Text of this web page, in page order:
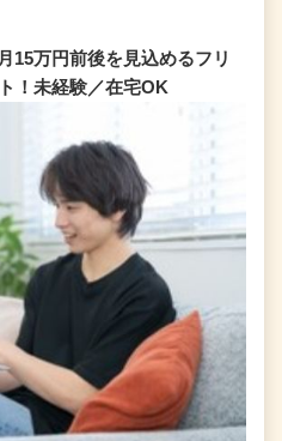
15万円前後を見込めるフリ
！未経験／在宅OK